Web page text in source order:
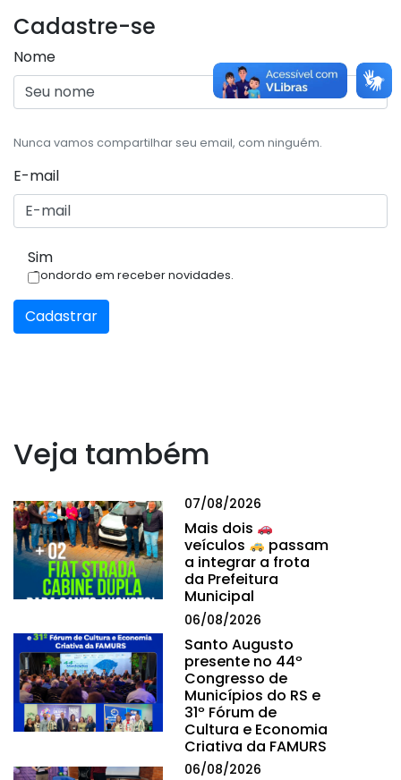
Cadastre-se
Nome
Nunca vamos compartilhar seu email, com ninguém.
E-mail
Sim
Condordo em receber novidades.
Cadastrar
Veja também
07/08/2026
Mais dois
veículos
passam
a integrar a frota
da Prefeitura
Municipal
06/08/2026
Santo Augusto
presente no 44º
Congresso de
Municípios do RS e
31º Fórum de
Cultura e Economia
Criativa da FAMURS
06/08/2026